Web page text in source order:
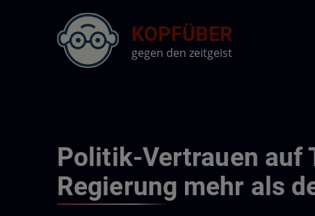
KOPFÜBER
gegen den zeitgeist
Politik-Vertrauen auf
Regierung mehr als